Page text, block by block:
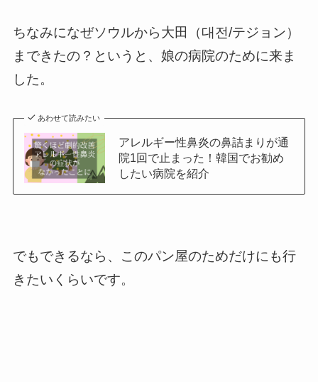
ちなみになぜソウルから大田（대전/テジョン）
まできたの？というと、娘の病院のために来ま
した。
あわせて読みたい
アレルギー性鼻炎の鼻詰まりが通
院1回で止まった！韓国でお勧め
したい病院を紹介
でもできるなら、このパン屋のためだけにも行
きたいくらいです。